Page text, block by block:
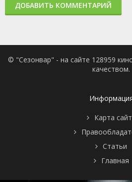
ДОБАВИТЬ КОММЕНТАРИЙ
© "Сезонвар" - на сайте 128959
качеством.
Карта
Статьи
Главная